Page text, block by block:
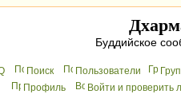
Буддийское
Поиск Пользователи
Профиль
Войти и проверить